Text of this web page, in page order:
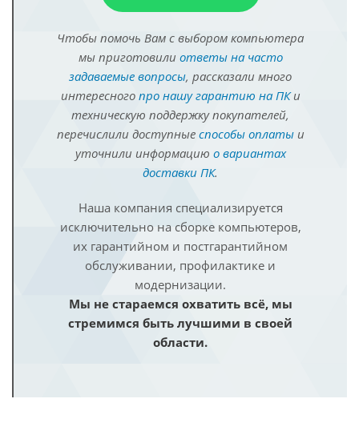
Чтобы помочь Вам с выбором компьютера
мы приготовили ответы на часто
задаваемые вопросы, рассказали много
интересного про нашу гарантию на ПКи
техническую поддержку покупателей,
перечислили доступные способы оплатыи
уточнили информацию о вариантах
доставки ПК.
Наша компания специализируется
исключительно на сборке компьютеров,
их гарантийном и постгарантийном
обслуживании, профилактике и
модернизации.
Мы не стараемся охватить всё, мы
стремимся быть лучшими в своей
области.